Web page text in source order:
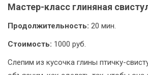
Мастер-класс глиняная
Продолжительность: 20 мин.
Стоимость: 1000 руб.
Слепим из кусочка глины птичку-